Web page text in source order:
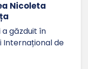
Nicoleta
a găzduit în
Internațional de